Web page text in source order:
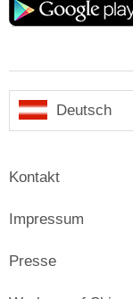
Deutsch
Kontakt
Impressum
Presse